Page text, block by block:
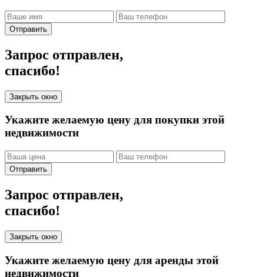
Отправить
Запрос отправлен,
спасибо!
Закрыть окно
Укажите желаемую цену для покупки этой
недвижимости
Отправить
Запрос отправлен,
спасибо!
Закрыть окно
Укажите желаемую цену для аренды этой
недвижимости